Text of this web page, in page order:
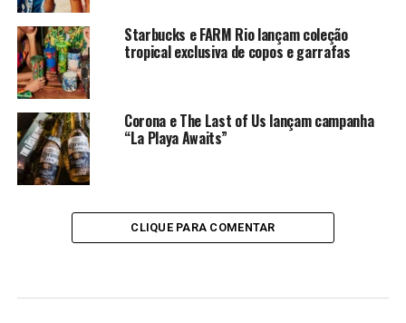
Starbucks e FARM Rio lançam coleção
tropical exclusiva de copos e garrafas
Corona e The Last of Us lançam campanha
“La Playa Awaits”
CLIQUE PARA COMENTAR